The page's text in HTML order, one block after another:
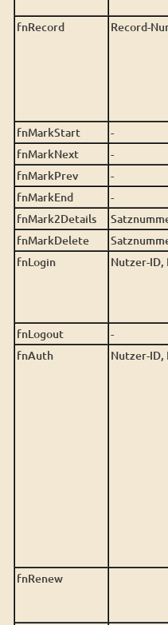
fnRecord Record-
fnMarkStart
-
fnMarkNext
-
fnMarkPrev
-
fnMarkEnd
-
fnMark2Details
fnMarkDelete
fnLogin
Nutzer-ID,
fnLogout
-
fnAuth
Nutzer-ID,
fnRenew